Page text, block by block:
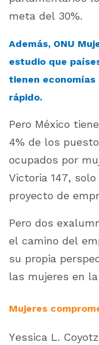
meta del 30%.
Además, ONU
estudio que
tienen
rápido.
Pero México
4% de los
ocupados por
Victoria 147,
proyecto de
Pero dos
el camino del
su propia
las mujeres en la
Mujeres
Yessica L.